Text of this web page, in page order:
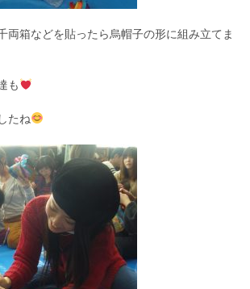
両箱などを貼ったら烏帽子の形に組み立てま
も
たね